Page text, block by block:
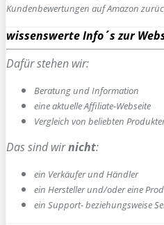
Kundenbewertungen auf Amazon
wissenswerte Info´s zur
Dafür stehen wir:
Beratung und Information
eine aktuelle Affiliate-Webseite
Vergleich von beliebten
Das sind wirnicht:
ein Verkäufer und Händler
ein Hersteller und/oder eine
ein Support- beziehungsweise